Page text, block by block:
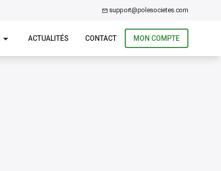
support@polesocietes.com
ACTUALITÉS CONTACT MON COMPTE